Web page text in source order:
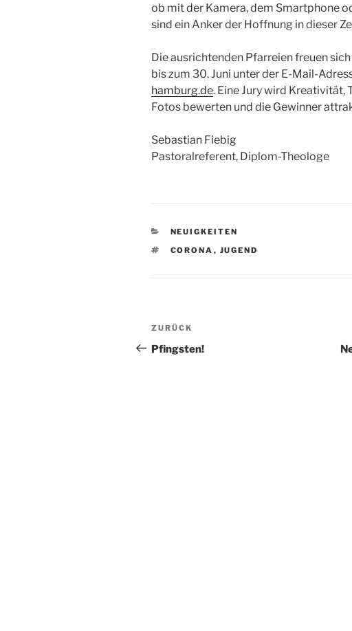
ob mit der Kamera, dem Smartphone
sind ein Anker der Hoffnung in dieser
Die ausrichtenden Pfarreien freuen
bis zum 30. Juni unter der E-Mail-
hamburg.de. Eine Jury wird Kreativität,
Fotos bewerten und die Gewinner
Sebastian Fiebig
Pastoralreferent, Diplom-Theologe
KATEGORIEN
NEUIGKEITEN
SCHLAGWÖRTER
CORONA , JUGEND
Beitragsnavigation
Vorheriger
Beitrag
ZURÜCK
Pfingsten!